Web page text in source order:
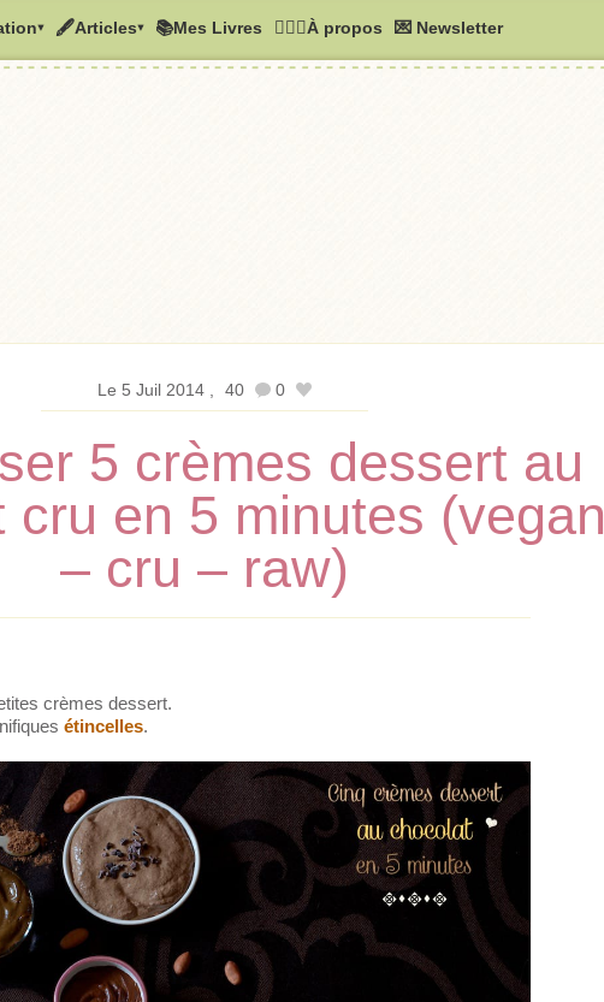
🖋Articles▾ 📚Mes Livres 🧚🏻‍♂️À propos 💌 Newsletter
Le 5 Juil 2014 40 0
5 crèmes dessert au
cru en 5 minutes (vegan
– cru – raw)
crèmes dessert.
étincelles.